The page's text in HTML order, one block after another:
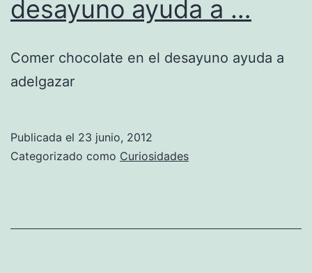
desayuno ayuda a …
Comer chocolate en el desayuno ayuda a
adelgazar
Publicada el 23 junio, 2012
Categorizado como Curiosidades